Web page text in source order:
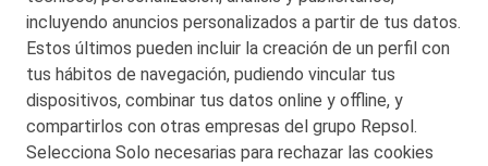
CONTACTO
MAPA WEB
incluyendo anuncios personalizados a partir de tus datos.
Estos últimos pueden incluir la creación de un perfil con
tus hábitos de navegación, pudiendo vincular tus
dispositivos, combinar tus datos online y offline, y
compartirlos con otras empresas del grupo Repsol.
Selecciona Solo necesarias para rechazar las cookies